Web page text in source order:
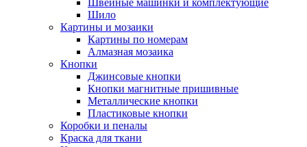
Шило
Картины и мозаики
Картины по номерам
Алмазная мозаика
Кнопки
Джинсовые кнопки
Кнопки магнитные пришивные
Металлические кнопки
Пластиковые кнопки
Коробки и пеналы
Краска для ткани